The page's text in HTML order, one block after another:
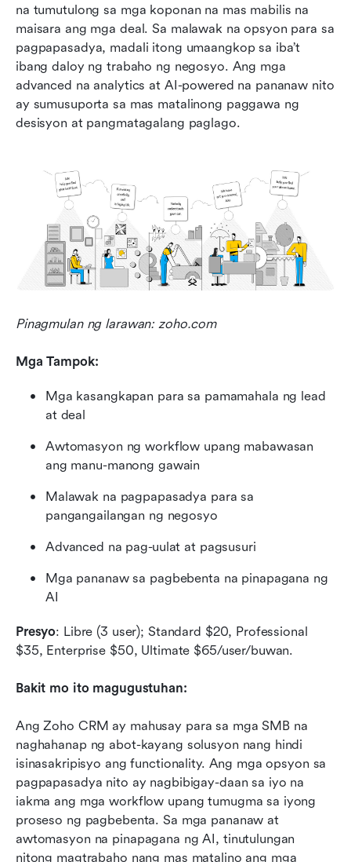
na tumutulong sa mga koponan na mas mabilis na
maisara ang mga deal. Sa malawak na opsyon para sa
pagpapasadya, madali itong umaangkop sa iba’t
ibang daloy ng trabaho ng negosyo. Ang mga
advanced na analytics at AI-powered na pananaw nito
ay sumusuporta sa mas matalinong paggawa ng
desisyon at pangmatagalang paglago.
Pinagmulan ng larawan: zoho.com
Mga Tampok:
Mga kasangkapan para sa pamamahala ng lead
at deal
Awtomasyon ng workflow upang mabawasan
ang manu-manong gawain
Malawak na pagpapasadya para sa
pangangailangan ng negosyo
Advanced na pag-uulat at pagsusuri
Mga pananaw sa pagbebenta na pinapagana ng
AI
Presyo: Libre (3 user); Standard $20, Professional
$35, Enterprise $50, Ultimate $65/user/buwan.
Bakit mo ito magugustuhan:
Ang Zoho CRM ay mahusay para sa mga SMB na
naghahanap ng abot-kayang solusyon nang hindi
isinasakripisyo ang functionality. Ang mga opsyon sa
pagpapasadya nito ay nagbibigay-daan sa iyo na
iakma ang mga workflow upang tumugma sa iyong
proseso ng pagbebenta. Sa mga pananaw at
awtomasyon na pinapagana ng AI, tinutulungan
nitong magtrabaho nang mas matalino ang mga